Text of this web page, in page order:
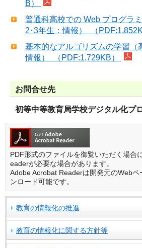
B）
普通科高校での Web プログラ
2･3年生：情報） （
基本的なアルゴリズムの学習（
情報） （PDF:1,729KB）
お問合せ先
初等中等教育局学校デジタル化プ
PDF形式のファイルを御覧いただく場合
eaderが必要な場合があります。
Adobe Acrobat Readerは開発元のWebペ
ンロード可能です。
教育の情報化の推進
教育の情報化に関する方針等